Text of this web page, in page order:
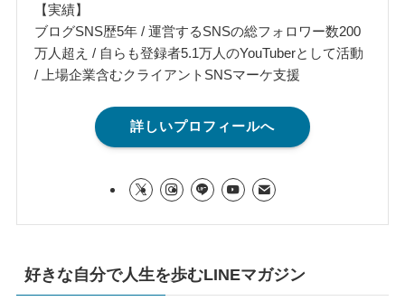
【実績】
ブログSNS歴5年 / 運営するSNSの総フォロワー数200
万人超え / 自らも登録者5.1万人のYouTuberとして活動
/ 上場企業含むクライアントSNSマーケ支援
詳しいプロフィールへ
好きな自分で人生を歩むLINEマガジン